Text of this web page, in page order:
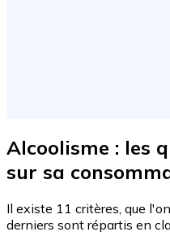
Alcoolisme : les
sur sa
Il existe 11 critères, que
derniers sont répartis en